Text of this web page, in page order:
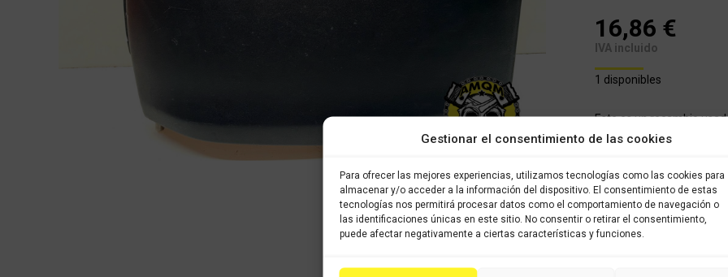
Gestionar el consentimiento de las cookies
Para ofrecer las mejores experiencias, utilizamos tecnologías como las cookies para
almacenar y/o acceder a la información del dispositivo. El consentimiento de estas
tecnologías nos permitirá procesar datos como el comportamiento de navegación o
las identificaciones únicas en este sitio. No consentir o retirar el consentimiento,
puede afectar negativamente a ciertas características y funciones.
16,86 €
IVA incluido
1 disponibles
Este es un recambio
almacenado en nuestro
brevedad posible.
sido verificados y
con garantía.
COMPRAR